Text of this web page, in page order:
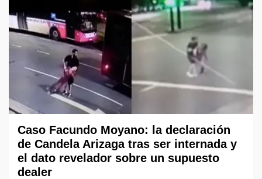
Caso Facundo Moyano: la declaración
de Candela Arizaga tras ser internada y
el dato revelador sobre un supuesto
dealer